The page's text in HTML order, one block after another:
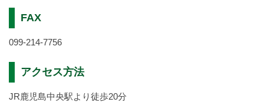
FAX
099-214-7756
アクセス方法
JR鹿児島中央駅より徒歩20分